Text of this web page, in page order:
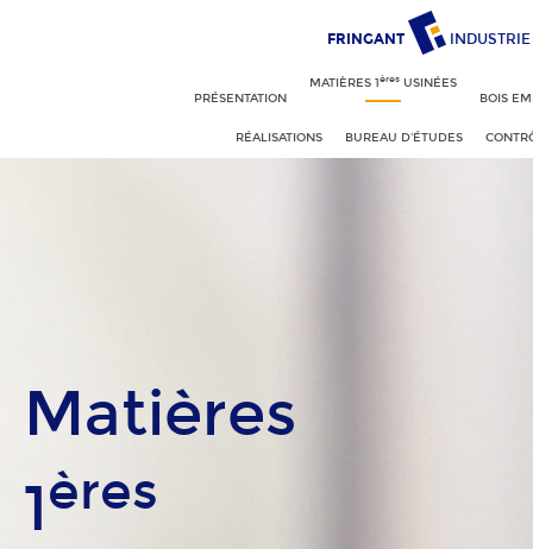
FRINGANT INDUSTRIE
PRÉSENTATION
MATIÈRES 1 èresUSINÉES
BOIS
RÉALISATIONS BUREAU D'ÉTUDES
Matières
1ères